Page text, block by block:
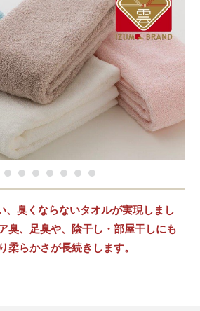
、臭くならないタオルが実現しまし
臭、足臭や、陰干し・部屋干しにも
柔らかさが長続きします。